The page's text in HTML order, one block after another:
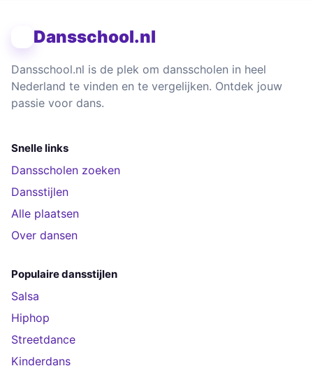
Dansschool.nl
Dansschool.nl is de plek om dansscholen in heel
Nederland te vinden en te vergelijken. Ontdek jouw
passie voor dans.
Snelle links
Dansscholen zoeken
Dansstijlen
Alle plaatsen
Over dansen
Populaire dansstijlen
Salsa
Hiphop
Streetdance
Kinderdans